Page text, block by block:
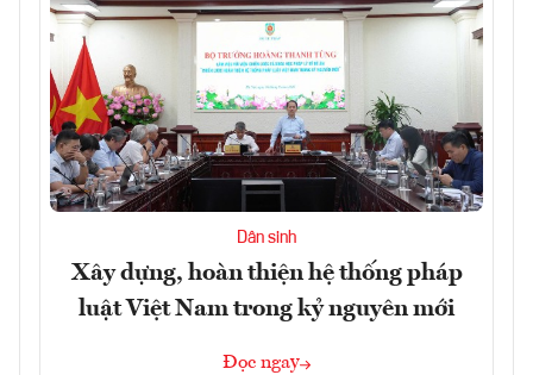
Dân sinh
Xây dựng, hoàn thiện hệ thống pháp
luật Việt Nam trong kỷ nguyên mới
Đọc ngay